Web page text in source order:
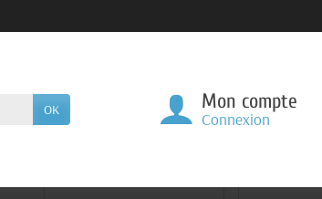
OK Mon compte
Connexion